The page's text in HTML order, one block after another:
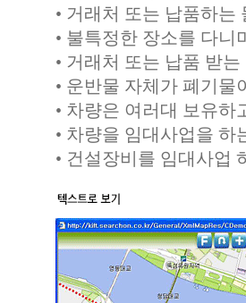
• 거래처 또는 납품하
• 불특정한 장소를 다
• 거래처 또는 납품 받
• 운반물 자체가 폐기
• 차량은 여러대 보유
• 차량을 임대사업을 하
• 건설장비를 임대사업